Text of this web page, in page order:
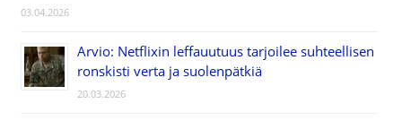
03.04.2026
Arvio: Netflixin leffauutuus tarjoilee suhteellisen
ronskisti verta ja suolenpätkiä
20.03.2026